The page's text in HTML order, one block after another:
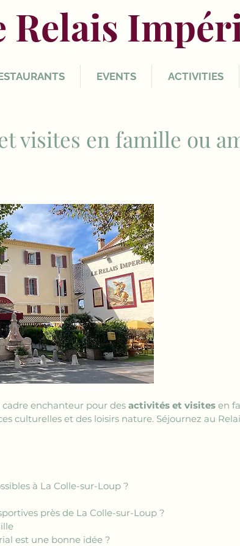
Relais
EVENTS ACTIVITIES
visites en famille ou
enchanteur pour des activités et visites en
culturelles et des loisirs nature. Séjournez au
à La Colle-sur-Loup ?
près de La Colle-sur-Loup ?
est une bonne idée ?